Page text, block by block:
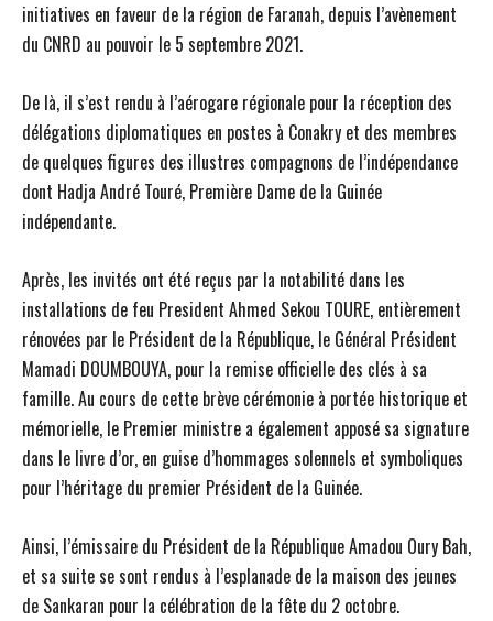
initiatives en faveur de la région de Faranah, depuis l’avènement
du CNRD au pouvoir le 5 septembre 2021.
De là, il s’est rendu à l’aérogare régionale pour la réception des
délégations diplomatiques en postes à Conakry et des membres
de quelques figures des illustres compagnons de l’indépendance
dont Hadja André Touré, Première Dame de la Guinée
indépendante.
Après, les invités ont été reçus par la notabilité dans les
installations de feu President Ahmed Sekou TOURE, entièrement
rénovées par le Président de la République, le Général Président
Mamadi DOUMBOUYA, pour la remise officielle des clés à sa
famille. Au cours de cette brève cérémonie à portée historique et
mémorielle, le Premier ministre a également apposé sa signature
dans le livre d’or, en guise d’hommages solennels et symboliques
pour l’héritage du premier Président de la Guinée.
Ainsi, l’émissaire du Président de la République Amadou Oury Bah,
et sa suite se sont rendus à l’esplanade de la maison des jeunes
de Sankaran pour la célébration de la fête du 2 octobre.